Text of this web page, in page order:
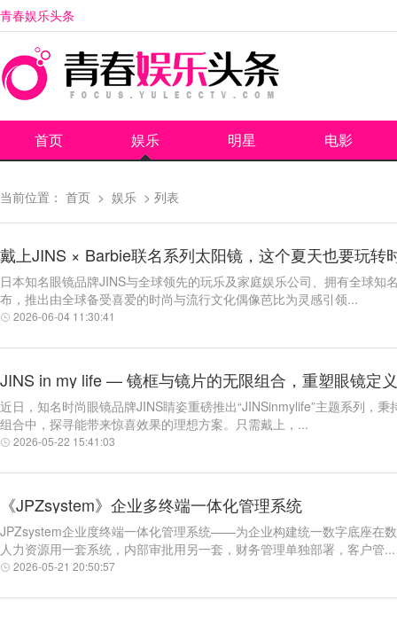
青春娱乐头条
首页 娱乐 明星 电影
当前位置： 首页 > 娱乐 > 列表
戴上JINS × Barbie联名系列太阳镜，这个夏天也要玩转
日本知名眼镜品牌JINS与全球领先的玩乐及家庭娱乐公司、拥有全球
布，推出由全球备受喜爱的时尚与流行文化偶像芭比为灵感引领...
2026-06-04 11:30:41
JINS in my life — 镜框与镜片的无限组合，重塑眼镜定义
近日，知名时尚眼镜品牌JINS睛姿重磅推出“JINSinmylife”主题系列，
组合中，探寻能带来惊喜效果的理想方案。只需戴上，...
2026-05-22 15:41:03
《JPZsystem》企业多终端一体化管理系统
JPZsystem企业度终端一体化管理系统——为企业构建统一数字底座在
人力资源用一套系统，内部审批用另一套，财务管理单独部署，客户管...
2026-05-21 20:50:57